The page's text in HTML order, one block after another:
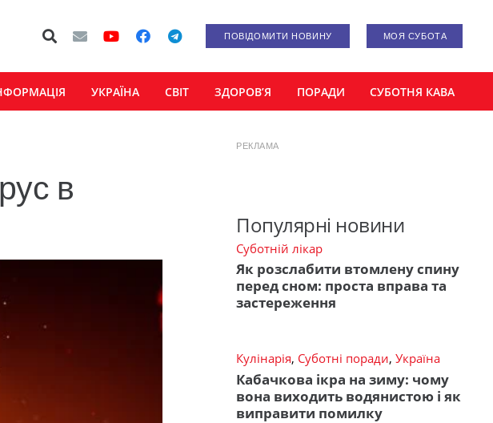
ПОВІДОМИТИ НОВИНУ МОЯ СУБОТА
УКРАЇНА СВІТ ЗДОРОВ’Я ПОРАДИ СУБОТНЯ КАВА
в
РЕКЛАМА
Популярні новини
Суботній лікар
Як розслабити втомлену спину
перед сном: проста вправа та
застереження
Кулінарія, Суботні поради, Україна
Кабачкова ікра на зиму: чому
вона виходить водянистою і як
виправити помилку